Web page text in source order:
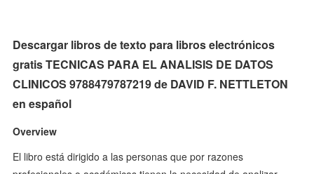
Descargar libros de texto para libros electrónicos
gratis TECNICAS PARA EL ANALISIS DE DATOS
CLINICOS 9788479787219 de DAVID F. NETTLETON
en español
Overview
El libro está dirigido a las personas que por razones